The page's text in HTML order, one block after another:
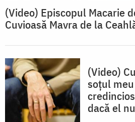
(Video) Episcopul Macarie
Cuvioasă Mavra de la
(Video)
soțul
dacă el